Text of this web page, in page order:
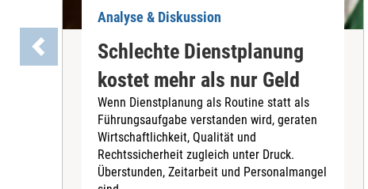
Analyse & Diskussion
Schlechte Dienstplanung
kostet mehr als nur Geld
Wenn Dienstplanung als Routine statt als
Führungsaufgabe verstanden wird, geraten
Wirtschaftlichkeit, Qualität und
Rechtssicherheit zugleich unter Druck.
Überstunden, Zeitarbeit und Personalmangel